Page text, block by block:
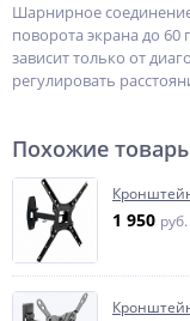
Шарнирное
поворота экрана до 60
зависит только от
регулировать
Похожие
1 950 руб.